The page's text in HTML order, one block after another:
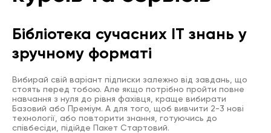
Бібліотека сучасних IT знань у
зручному форматі
Вибирай свій варіант підписки залежно від завдань, що
стоять перед тобою. Але якщо потрібно пройти повне
навчання з нуля до рівня фахівця, краще вибирати
Базовий або Преміум. А для того, щоб вивчити 2-3 нові
технології, або повторити знання, готуючись до
співбесіди, підійде Пакет Стартовий.